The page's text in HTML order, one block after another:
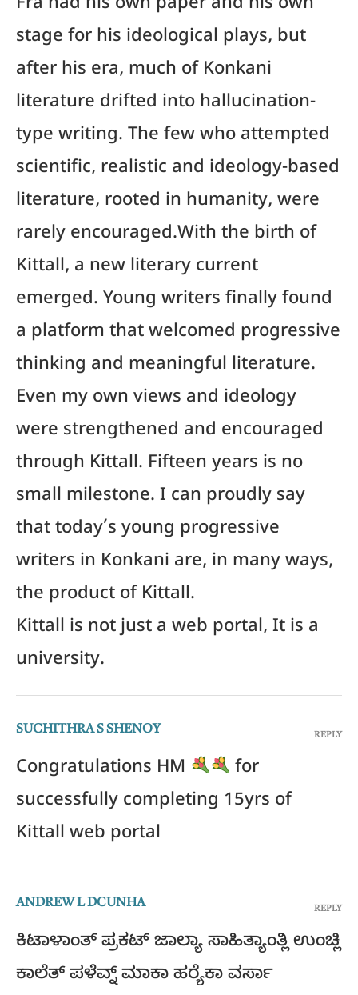
Fra had his own paper and his own
stage for his ideological plays, but
after his era, much of Konkani
literature drifted into hallucination-
type writing. The few who attempted
scientific, realistic and ideology-based
literature, rooted in humanity, were
rarely encouraged.With the birth of
Kittall, a new literary current
emerged. Young writers finally found
a platform that welcomed progressive
thinking and meaningful literature.
Even my own views and ideology
were strengthened and encouraged
through Kittall. Fifteen years is no
small milestone. I can proudly say
that today’s young progressive
writers in Konkani are, in many ways,
the product of Kittall.
Kittall is not just a web portal, It is a
university.
SUCHITHRA S SHENOY
Congratulations HM
for
successfully completing 15yrs of
Kittall web portal
REPLY
ANDREW L DCUNHA
ಕಿಟಾಳಾಂತ್ ಪ್ರಕಟ್ ಜಾಲ್ಯಾ ಸಾಹಿತ್ಯಾಂತ್ಲಿ ಉಂಚ್ಲಿ
ಕಾಲೆತ್ ಪಳೆವ್ನ್ ಮಾಕಾ ಹರ್‍ಯೆಕಾ ವರ್ಸಾ
REPLY